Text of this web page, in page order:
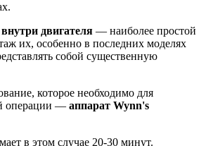
двигателя — наиболее простой
их, особенно в последних моделях
собой существенную
которое необходимо для
операции — аппарат Wynn's
в этом случае 20-30 минут.